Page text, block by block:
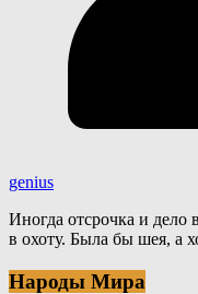
genius
Иногда отсрочка и дело
в охоту. Была бы шея, а
Народы Мира